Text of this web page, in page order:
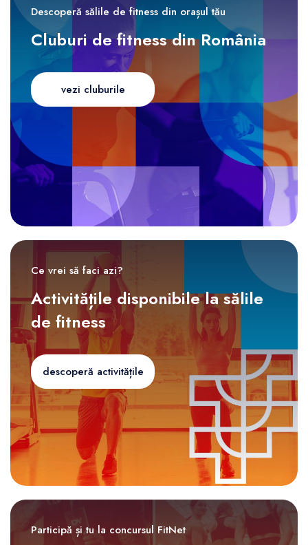
Descoperă sălile de fitness din orașul tău
Cluburi de fitness din România
vezi cluburile
Ce vrei să faci azi?
Activitățile disponibile la sălile
de fitness
descoperă activitățile
Participă și tu la concursul FitNet